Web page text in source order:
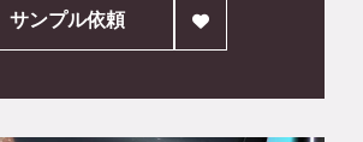
サンプル依頼